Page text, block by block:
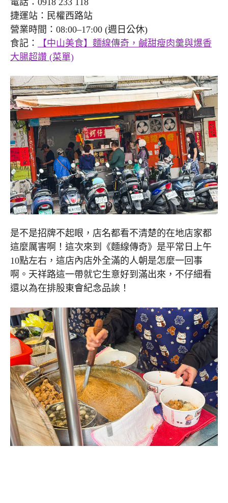
捷運站：民權西路站
營業時間：08:00–17:00 (週日公休)
食記：
【中山美食】麵線傳奇，鹹甜瘦肉羹與爆香
大腸超讚 (菜單)
是不是招牌不起眼，店名都看不清楚的在地店家都
這麼厲害啊！這次來到《麵線傳奇》是平常日上午
10點左右，這店內店外全滿的人朝是怎麼一回事
啊。天祥路這一帶就它生意好到滿出來，不仔細看
還以為在排股東會紀念品誒！